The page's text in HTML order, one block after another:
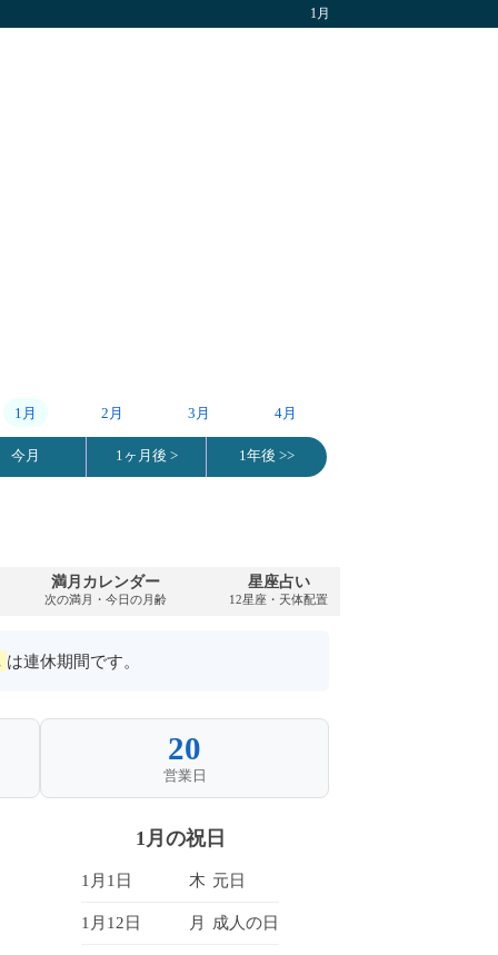
1月
1月 2月 3月 4月
今月 1ヶ月後 > 1年後 >>
満月カレンダー
次の満月・今日の月齢
星座占い
12星座・天体配置
は連休期間です。
20
営業日
1月の祝日
1月1日 木 元日
1月12日 月 成人の日